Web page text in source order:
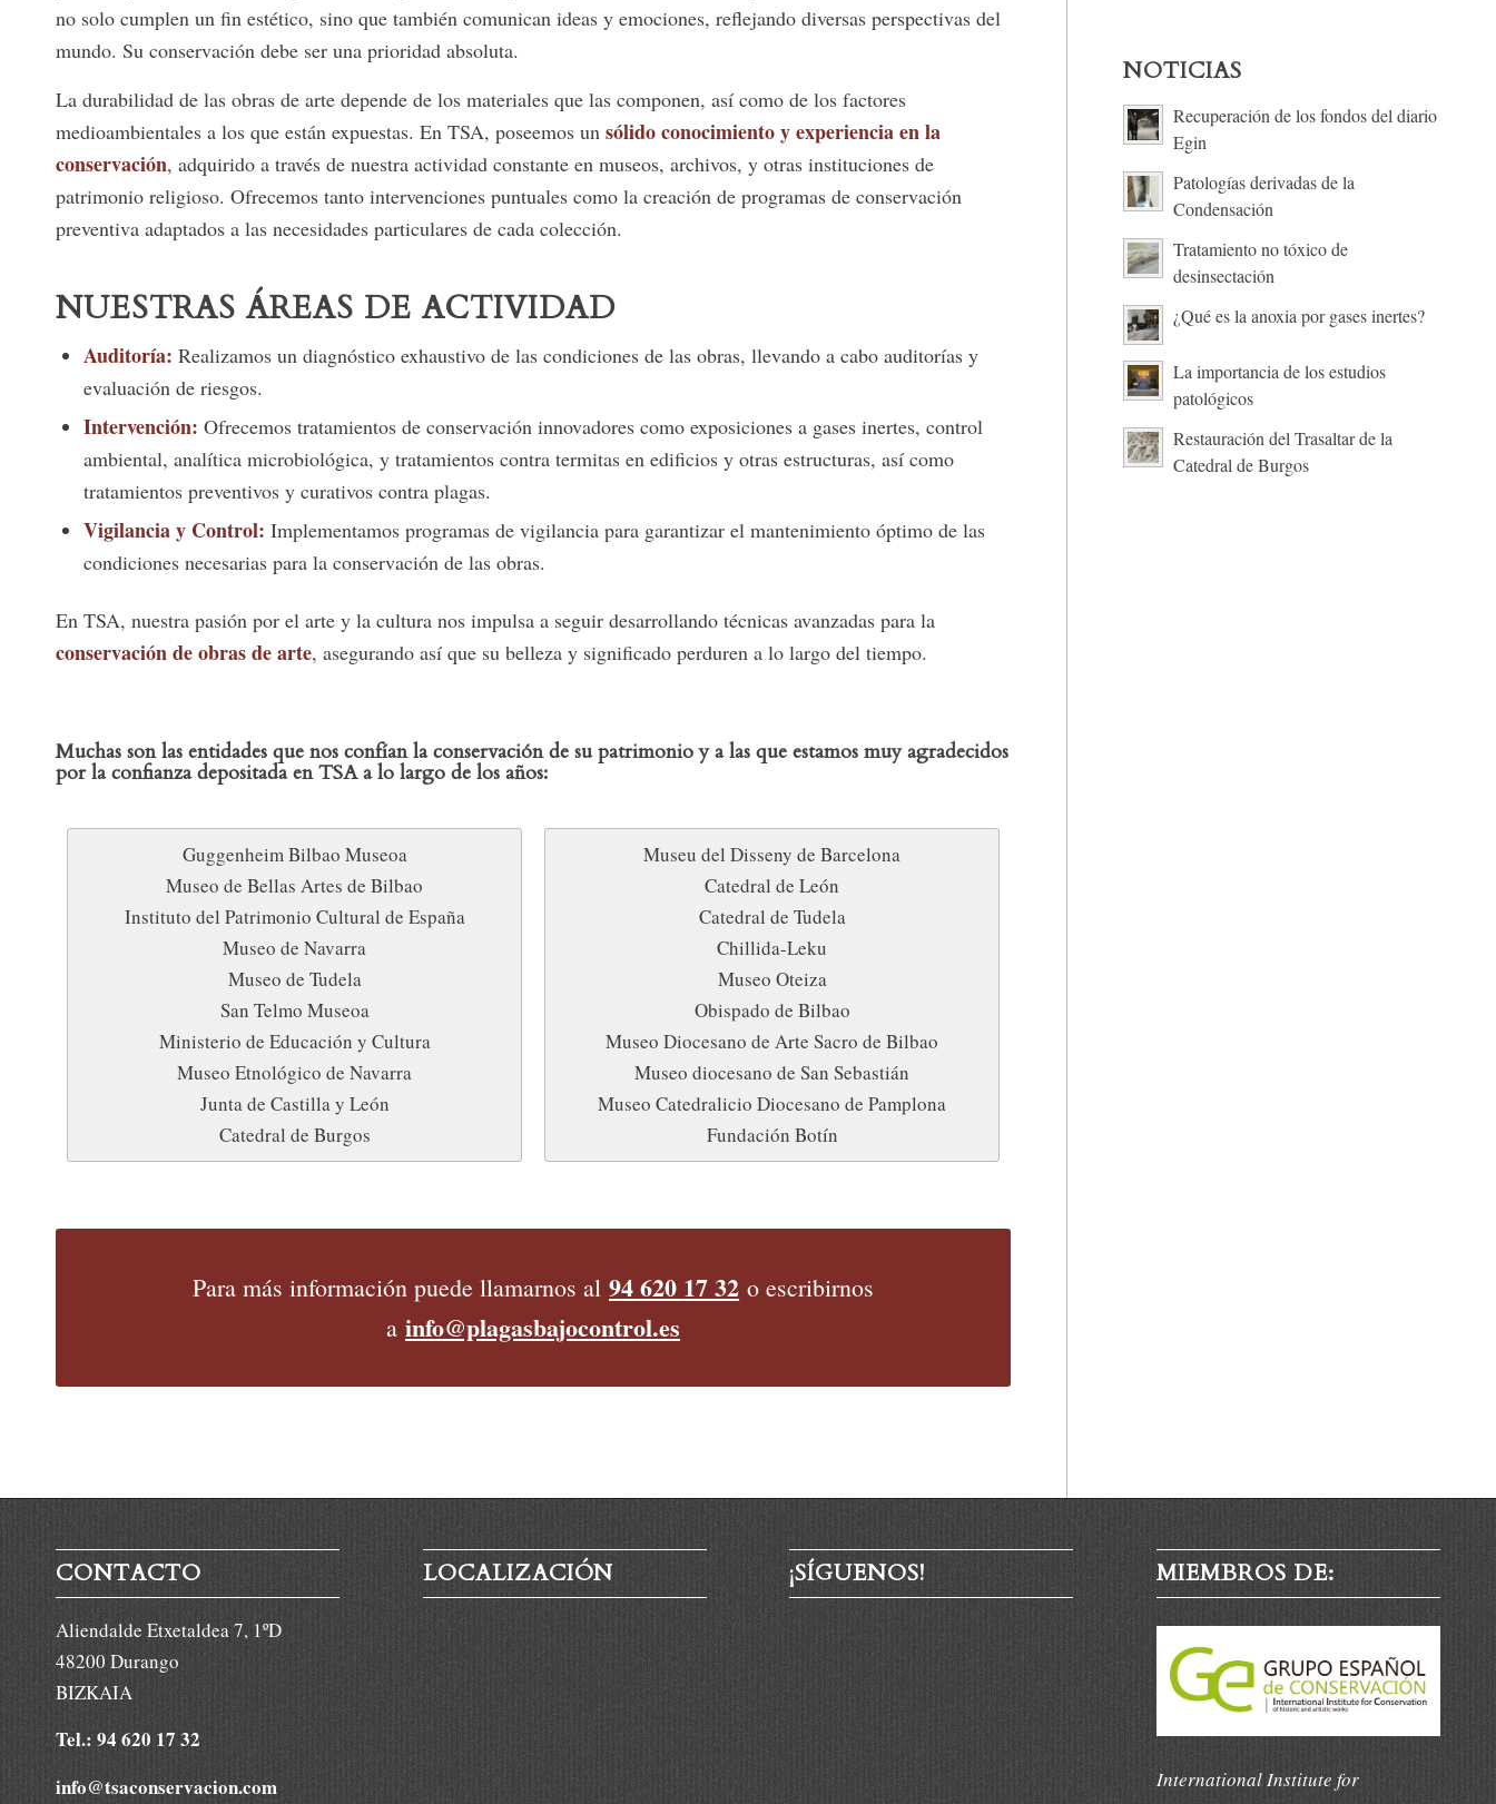
no solo cumplen un fin estético, sino que también comunican ideas y emociones, reflejando diversas perspectivas del
mundo. Su conservación debe ser una prioridad absoluta.
La durabilidad de las obras de arte depende de los materiales que las componen, así como de los factores
medioambientales a los que están expuestas. En TSA, poseemos un sólido conocimiento y experiencia en la
conservación, adquirido a través de nuestra actividad constante en museos, archivos, y otras instituciones de
patrimonio religioso. Ofrecemos tanto intervenciones puntuales como la creación de programas de conservación
preventiva adaptados a las necesidades particulares de cada colección.
NUESTRAS ÁREAS DE ACTIVIDAD
Auditoría: Realizamos un diagnóstico exhaustivo de las condiciones de las obras, llevando a cabo auditorías y
evaluación de riesgos.
Intervención: Ofrecemos tratamientos de conservación innovadores como exposiciones a gases inertes, control
ambiental, analítica microbiológica, y tratamientos contra termitas en edificios y otras estructuras, así como
tratamientos preventivos y curativos contra plagas.
Vigilancia y Control: Implementamos programas de vigilancia para garantizar el mantenimiento óptimo de las
condiciones necesarias para la conservación de las obras.
En TSA, nuestra pasión por el arte y la cultura nos impulsa a seguir desarrollando técnicas avanzadas para la
conservación de obras de arte, asegurando así que su belleza y significado perduren a lo largo del tiempo.
Muchas son las entidades que nos confían la conservación de su patrimonioy a las que estamos muy agradecidos
por la confianza depositada en TSA a lo largo de los años:
Guggenheim Bilbao Museoa
Museo de Bellas Artes de Bilbao
Instituto del Patrimonio Cultural de España
Museo de Navarra
Museo de Tudela
San Telmo Museoa
Ministerio de Educación y Cultura
Museo Etnológico de Navarra
Junta de Castilla y León
Catedral de Burgos
Museu del Disseny de Barcelona
Catedral de León
Catedral de Tudela
Chillida-Leku
Museo Oteiza
Obispado de Bilbao
Museo Diocesano de Arte Sacro de Bilbao
Museo diocesano de San Sebastián
Museo Catedralicio Diocesano de Pamplona
Fundación Botín
Para más información puede llamarnos al 94 620 17 32 o escribirnos
a info@plagasbajocontrol.es
NOTICIAS
Recuperación de los fondos del diario
Egin
Patologías derivadas de la
Condensación
Tratamiento no tóxico de
desinsectación
¿Qué es la anoxia por gases inertes?
La importancia de los estudios
patológicos
Restauración del Trasaltar de la
Catedral de Burgos
CONTACTO
Aliendalde Etxetaldea 7, 1ºD
48200 Durango
BIZKAIA
Tel.: 94 620 17 32
info@tsaconservacion.com
LOCALIZACIÓN ¡SÍGUENOS! MIEMBROS DE:
International Institute for